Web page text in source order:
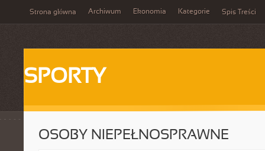
Strona główna Archiwum Ekonomia Kategorie Spis Treści
SPORTY
OSOBY NIEPEŁNOSPRAWNE